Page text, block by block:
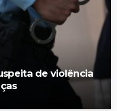
de violência